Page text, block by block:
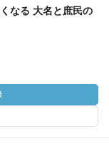
なる 大名と庶民の